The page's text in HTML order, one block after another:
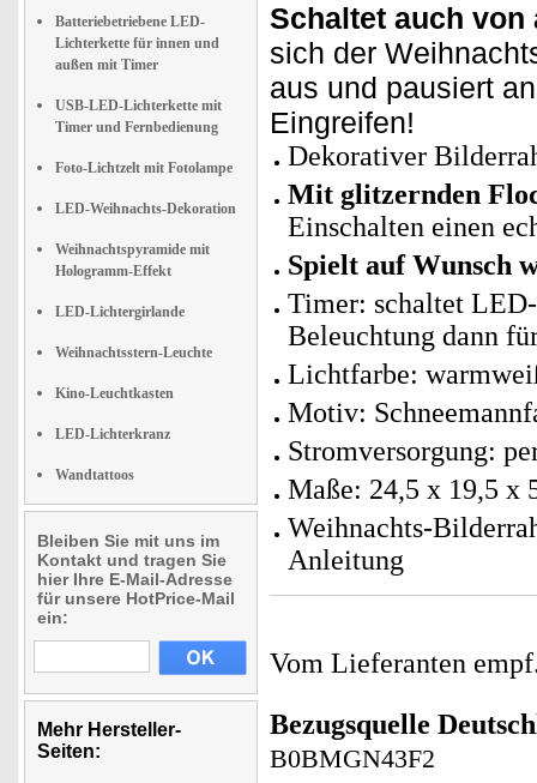
Batteriebetriebene LED-
Lichterkette für innen und
außen mit Timer
USB-LED-Lichterkette mit
Timer und Fernbedienung
Foto-Lichtzelt mit Fotolampe
LED-Weihnachts-Dekoration
Weihnachtspyramide mit
Hologramm-Effekt
LED-Lichtergirlande
Weihnachtsstern-Leuchte
Kino-Leuchtkasten
LED-Lichterkranz
Wandtattoos
Bleiben Sie mit uns im
Kontakt und tragen Sie
hier Ihre E-Mail-Adresse
für unsere HotPrice-Mail
ein:
Mehr Hersteller-
Seiten:
Schaltet auch von
sich der
aus und pausiert
Eingreifen!
Dekorativer
Mit glitzernden
Einschalten einen
Spielt auf Wunsch
Timer: schaltet
Beleuchtung dann
Lichtfarbe:
Motiv:
Stromversorgung:
Maße: 24,5 x 19,5 x
Weihnachts-
Anleitung
Vom Lieferanten
Bezugsquelle
B0BMGN43F2